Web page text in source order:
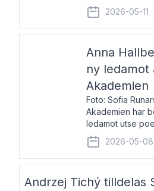
Michaelsdotter
debutantpris för
nyinstiftat och
2026-05-11
Anna
ny ledamot
Akademien
Foto: Sofia
Akademien har
ledamot utse
litteraturkritikern
efterträder
stol 18 och
2026-05-08
Andrzej Tichý tilldelas